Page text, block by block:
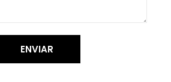
ENVIAR